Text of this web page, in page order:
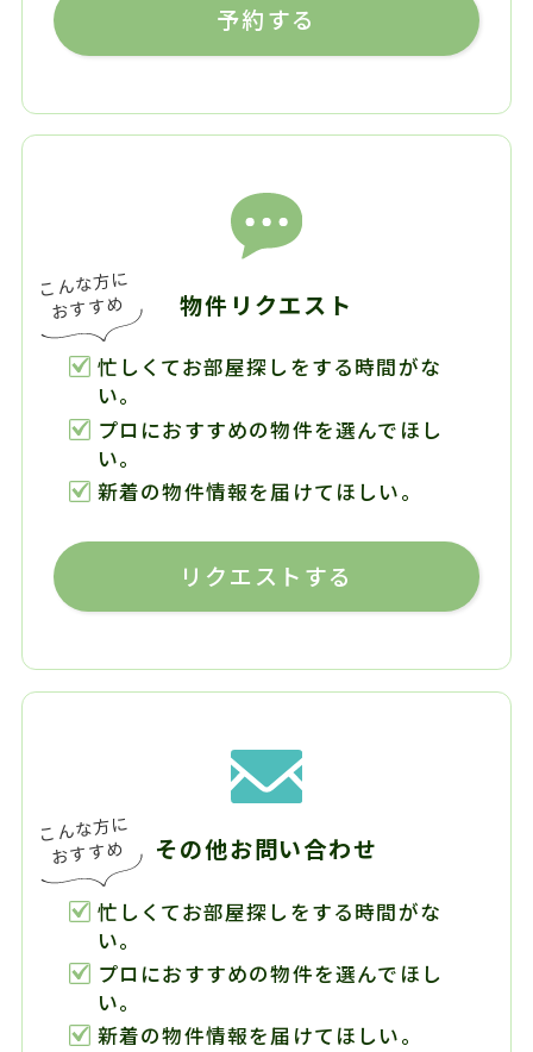
予約する
物件リクエスト
忙しくてお部屋探しをする時間がな
い。
プロにおすすめの物件を選んでほし
い。
新着の物件情報を届けてほしい。
リクエストする
その他お問い合わせ
忙しくてお部屋探しをする時間がな
い。
プロにおすすめの物件を選んでほし
い。
新着の物件情報を届けてほしい。